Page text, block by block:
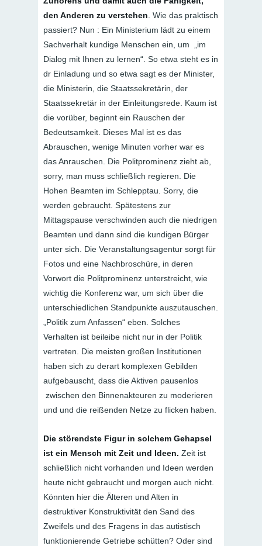
den Anderen zu verstehen . Wie das praktisch
passiert? Nun : Ein Ministerium lädt zu einem
Sachverhalt kundige Menschen ein, um „im
Dialog mit Ihnen zu lernen“. So etwa steht es in
dr Einladung und so etwa sagt es der Minister,
die Ministerin, die Staatssekretärin, der
Staatssekretär in der Einleitungsrede. Kaum ist
die vorüber, beginnt ein Rauschen der
Bedeutsamkeit. Dieses Mal ist es das
Abrauschen, wenige Minuten vorher war es
das Anrauschen. Die Politprominenz zieht ab,
sorry, man muss schließlich regieren. Die
Hohen Beamten im Schlepptau. Sorry, die
werden gebraucht. Spätestens zur
Mittagspause verschwinden auch die niedrigen
Beamten und dann sind die kundigen Bürger
unter sich. Die Veranstaltungsagentur sorgt für
Fotos und eine Nachbroschüre, in deren
Vorwort die Politprominenz unterstreicht, wie
wichtig die Konferenz war, um sich über die
unterschiedlichen Standpunkte auszutauschen.
„Politik zum Anfassen“ eben. Solches
Verhalten ist beileibe nicht nur in der Politik
vertreten. Die meisten großen Institutionen
haben sich zu derart komplexen Gebilden
aufgebauscht, dass die Aktiven pausenlos
zwischen den Binnenakteuren zu moderieren
und und die reißenden Netze zu flicken haben.
Die störendste Figur in solchem Gehapsel
ist ein Mensch mit Zeit und Ideen. Zeit ist
schließlich nicht vorhanden und Ideen werden
heute nicht gebraucht und morgen auch nicht.
Könnten hier die Älteren und Alten in
destruktiver Konstruktivität den Sand des
Zweifels und des Fragens in das autistisch
funktionierende Getriebe schütten? Oder sind